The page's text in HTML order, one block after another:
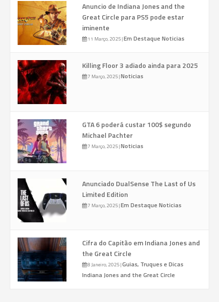
Anuncio de Indiana Jones and the
Great Circle para PS5 pode estar
iminente
11 Março, 2025|Em Destaque Noticias
Killing Floor 3 adiado ainda para 2025
7 Março, 2025|Noticias
GTA 6 poderá custar 100$ segundo
Michael Pachter
7 Março, 2025|Noticias
Anunciado DualSense The Last of Us
Limited Edition
7 Março, 2025|Em Destaque Noticias
Cifra do Capitão em Indiana Jones and
the Great Circle
8 Janeiro, 2025|Guias, Truques e Dicas
Indiana Jones and the Great Circle